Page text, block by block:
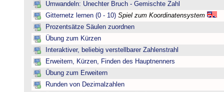
Umwandeln: Unechter Bruch - Gemischte Zahl
Gitternetz lernen (0 - 10) Spiel zum Koordinatensystem
Prozentsätze Säulen zuordnen
Übung zum Kürzen
Interaktiver, beliebig verstellbarer Zahlenstrahl
Erweitern, Kürzen, Finden des Hauptnenners
Übung zum Erweitern
Runden von Dezimalzahlen